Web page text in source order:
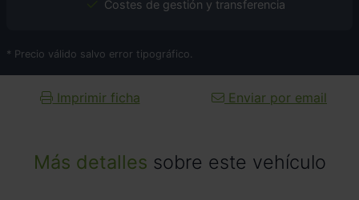
Más detalles sobre este vehículo
Costes de gestión y transferencia
* Precio válido salvo error tipográfico.
Imprimir ficha Enviar por email